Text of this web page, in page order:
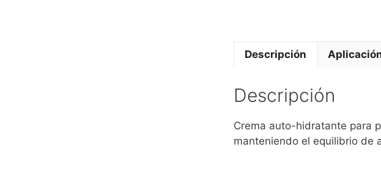
Descripción
Descripción
Crema auto-hidratante para
manteniendo el equilibrio de